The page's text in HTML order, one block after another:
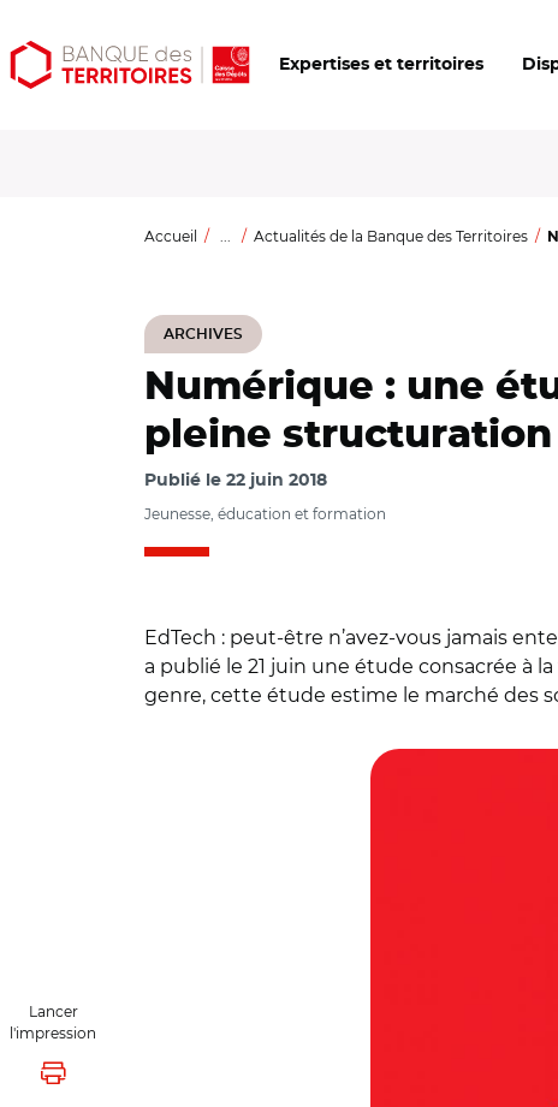
Aller
au
Aller
au
Ouvrir
les
Expertises et territoires
Accueil ... Actualités de la Banque des Territoires
ARCHIVES
Lancer
l'impression
Lancer l'impression
Numérique : une
pleine structuration
Publié le 22 juin 2018
Jeunesse, éducation et formation
EdTech : peut-être n’avez-vous jamais
a publié le 21 juin une étude consacrée à
genre, cette étude estime le marché des